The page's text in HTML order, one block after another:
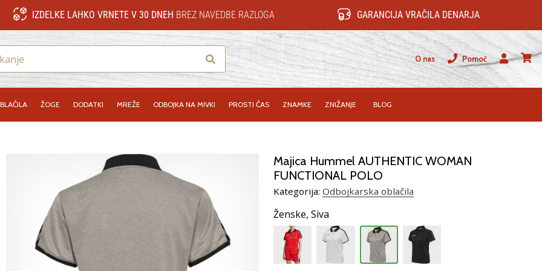
IZDELKE LAHKO VRNETE V 30 DNEH BREZ NAVEDBE RAZLOGA GARANCIJA VRAČILA DENARJA
Iskanje O nas
Pomoč
Uporabnik
ŽOGE DODATKI MREŽE ODBOJKA NA MIVKI PROSTI ČAS ZNAMKE ZNIŽANJE BLOG
Majica Hummel AUTHENTIC WOMAN
FUNCTIONAL POLO
Kategorija: Odbojkarska oblačila
Ženske, Siva